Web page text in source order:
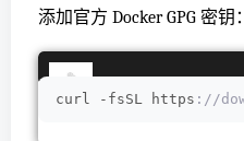
添加官方 Docker GPG 密钥：
curl -fsSL https ://